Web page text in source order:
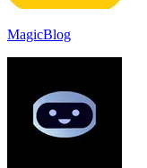
MagicBlog